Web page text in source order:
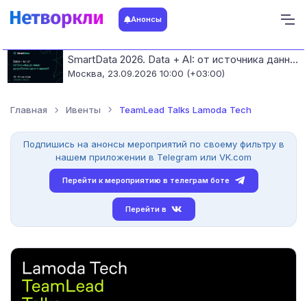
Анонсы
SmartData 2026. Data + AI: от источника данных до работающих моделей
Москва, 23.09.2026 10:00 (+03:00)
Главная Ивенты TeamLead Talks Lamoda Tech
Подпишись на анонсы мероприятий по своему фильтру в
нашем приложении в Telegram или VK.com
Перейти к мероприятию в телеграм боте
Перейти в